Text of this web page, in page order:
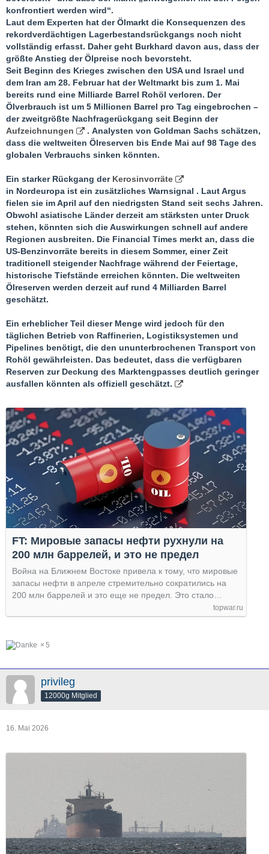
konfrontiert werden wird“.
Laut dem Experten hat der Ölmarkt die Konsequenzen des
rekordverdächtigen Lagerbestandsrückgangs noch nicht
vollständig erfasst. Daher geht Burkhard davon aus, dass der
größte Anstieg der Ölpreise noch bevorsteht.
Seit Beginn des Krieges zwischen den USA und Israel und
dem Iran am 28. Februar hat der Weltmarkt bis zum 1. Mai
bereits rund eine Milliarde Barrel Rohöl verloren. Der
Ölverbrauch ist um 5 Millionen Barrel pro Tag eingebrochen –
der zweitgrößte Nachfragerückgang seit Beginn der
Aufzeichnungen
. Analysten von Goldman Sachs schätzen,
dass die weltweiten Ölreserven bis Ende Mai auf 98 Tage des
globalen Verbrauchs sinken könnten.
Ein starker Rückgang der Kerosinvorräte
in Nordeuropa ist ein zusätzliches Warnsignal . Laut Argus
fielen sie im April auf den niedrigsten Stand seit sechs Jahren.
Obwohl asiatische Länder derzeit am stärksten unter Druck
stehen, könnten sich die Auswirkungen schnell auf andere
Regionen ausbreiten. Die Financial Times merkt an, dass die
US-Benzinvorräte bereits in diesem Sommer, einer Zeit
traditionell steigender Nachfrage während der Feiertage,
historische Tiefstände erreichen könnten. Die weltweiten
Ölreserven werden derzeit auf rund 4 Milliarden Barrel
geschätzt.
Ein erheblicher Teil dieser Menge wird jedoch für den
täglichen Betrieb von Raffinerien, Logistiksystemen und
Pipelines benötigt, die den ununterbrochenen Transport von
Rohöl gewährleisten. Das bedeutet, dass die verfügbaren
Reserven zur Deckung des Marktengpasses deutlich geringer
ausfallen könnten als offiziell geschätzt.
FT: Мировые запасы нефти рухнули на
200 млн баррелей, и это не предел
Война на Ближнем Востоке привела к тому, что мировые
запасы нефти в апреле стремительно сократились на
200 млн баррелей и это еще не предел. Это стало…
topwar.ru
5
privileg
12000g Mitglied
16. Mai 2026